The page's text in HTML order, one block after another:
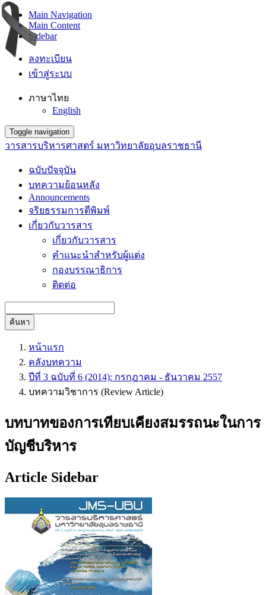
Main Navigation
Main Content
Sidebar
ลงทะเบียน
เข้าสู่ระบบ
ภาษาไทย
English
Toggle navigation
วารสารบริหารศาสตร์ มหาวิทยาลัยอุบลราชธานี
ฉบับปัจจุบัน
บทความย้อนหลัง
Announcements
จริยธรรมการตีพิมพ์
เกี่ยวกับวารสาร
เกี่ยวกับวารสาร
คำแนะนำสำหรับผู้แต่ง
กองบรรณาธิการ
ติดต่อ
ค้นหา
หน้าแรก
คลังบทความ
ปีที่ 3 ฉบับที่ 6 (2014): กรกฎาคม - ธันวาคม 2557
บทความวิชาการ (Review Article)
บทบาทของการเทียบเคียงสมรรถนะในการ
บัญชีบริหาร
Article Sidebar